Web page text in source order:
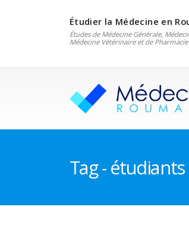
Étudier la Médecine en
Études de Médecine Générale,
Médecine Vétérinaire et de
Tag -